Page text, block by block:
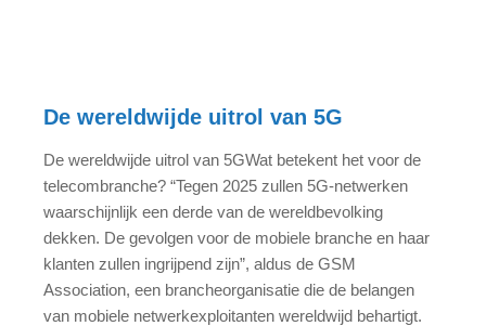
De wereldwijde uitrol van 5G
De wereldwijde uitrol van 5GWat betekent het voor de
telecombranche? “Tegen 2025 zullen 5G-netwerken
waarschijnlijk een derde van de wereldbevolking
dekken. De gevolgen voor de mobiele branche en haar
klanten zullen ingrijpend zijn”, aldus de GSM
Association, een brancheorganisatie die de belangen
van mobiele netwerkexploitanten wereldwijd behartigt.